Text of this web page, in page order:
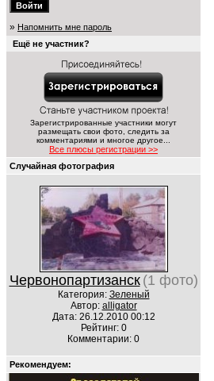
» Напомнить мне пароль
Ещё не участник?
Зарегистрированные участники могут
размещать свои фото, следить за
комментариями и многое другое...
Все плюсы регистрации >>
Случайная фотография
Червонопартизанск (1 фото)
Категория: Зеленый
Автор: alligator
Дата: 26.12.2010 00:12
Рейтинг: 0
Комментарии: 0
Рекомендуем: